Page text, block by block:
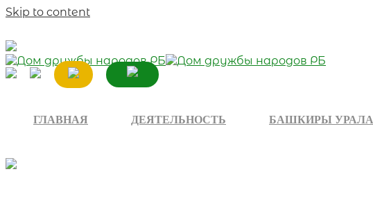
Skip to content
ГЛАВНАЯ ДЕЯТЕЛЬНОСТЬ БАШКИРЫ